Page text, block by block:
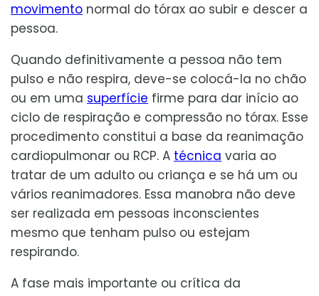
movimento normal do tórax ao subir e descer a
pessoa.
Quando definitivamente a pessoa não tem
pulso e não respira, deve-se colocá-la no chão
ou em uma superfície firme para dar início ao
ciclo de respiração e compressão no tórax. Esse
procedimento constitui a base da reanimação
cardiopulmonar ou RCP. A técnica varia ao
tratar de um adulto ou criança e se há um ou
vários reanimadores. Essa manobra não deve
ser realizada em pessoas inconscientes
mesmo que tenham pulso ou estejam
respirando.
A fase mais importante ou crítica da